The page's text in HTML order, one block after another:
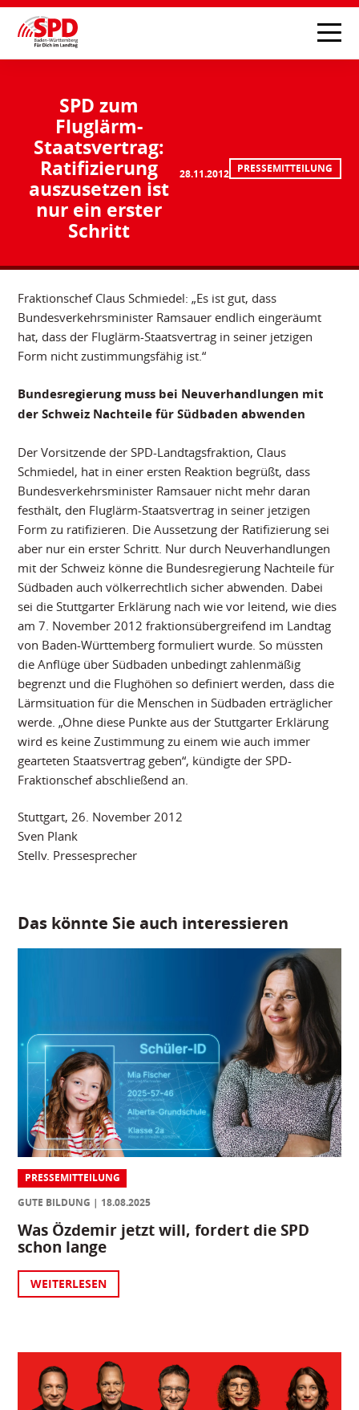
SPD zum
Fluglärm-
Staatsvertrag:
Ratifizierung
auszusetzen ist
nur ein erster
Schritt
28.11.2012 PRESSEMITTEILUNG
Fraktionschef Claus Schmiedel: „Es ist gut, dass
Bundesverkehrsminister Ramsauer endlich eingeräumt
hat, dass der Fluglärm-Staatsvertrag in seiner jetzigen
Form nicht zustimmungsfähig ist.“
Bundesregierung muss bei Neuverhandlungen mit
der Schweiz Nachteile für Südbaden abwenden
Der Vorsitzende der SPD-Landtagsfraktion, Claus
Schmiedel, hat in einer ersten Reaktion begrüßt, dass
Bundesverkehrsminister Ramsauer nicht mehr daran
festhält, den Fluglärm-Staatsvertrag in seiner jetzigen
Form zu ratifizieren. Die Aussetzung der Ratifizierung sei
aber nur ein erster Schritt. Nur durch Neuverhandlungen
mit der Schweiz könne die Bundesregierung Nachteile für
Südbaden auch völkerrechtlich sicher abwenden. Dabei
sei die Stuttgarter Erklärung nach wie vor leitend, wie dies
am 7. November 2012 fraktionsübergreifend im Landtag
von Baden-Württemberg formuliert wurde. So müssten
die Anflüge über Südbaden unbedingt zahlenmäßig
begrenzt und die Flughöhen so definiert werden, dass die
Lärmsituation für die Menschen in Südbaden erträglicher
werde. „Ohne diese Punkte aus der Stuttgarter Erklärung
wird es keine Zustimmung zu einem wie auch immer
gearteten Staatsvertrag geben“, kündigte der SPD-
Fraktionschef abschließend an.
Stuttgart, 26. November 2012
Sven Plank
Stellv. Pressesprecher
Das könnte Sie auch interessieren
PRESSEMITTEILUNG
GUTE BILDUNG
18.08.2025
Was Özdemir jetzt will, fordert die SPD
schon lange
WEITERLESEN